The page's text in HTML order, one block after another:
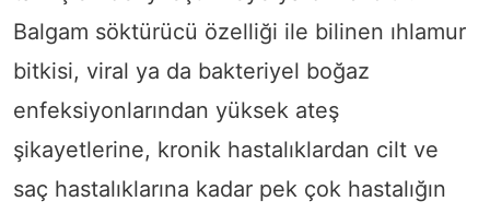
Balgam söktürücü özelliği ile bilinen ıhlamur
bitkisi, viral ya da bakteriyel boğaz
enfeksiyonlarından yüksek ateş
şikayetlerine, kronik hastalıklardan cilt ve
saç hastalıklarına kadar pek çok hastalığın